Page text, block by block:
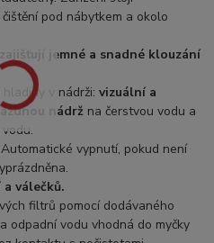
pod nábytkem a okolo
jemné a snadné klouzání
v nádrži:vizuální a
nádrž na čerstvou vodu a
vypnutí, pokud není
válečků.
filtrů pomocí dodávaného
odpadní vodu vhodná do myčky